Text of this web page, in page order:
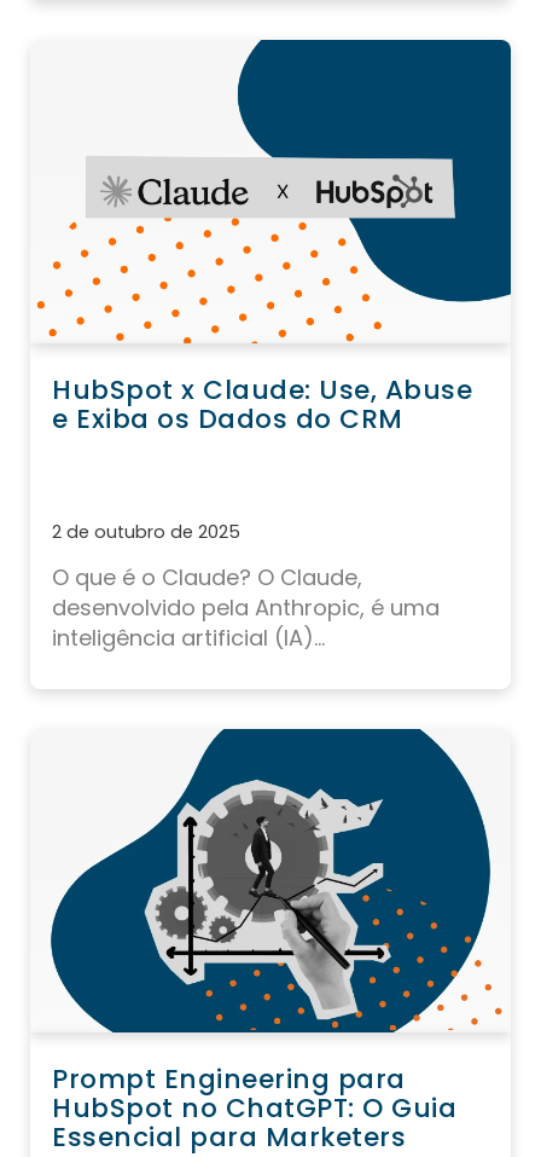
HubSpot x Claude: Use, Abuse
e Exiba os Dados do CRM
2 de outubro de 2025
O que é o Claude? O Claude,
desenvolvido pela Anthropic, é uma
inteligência artificial (IA)...
Prompt Engineering para
HubSpot no ChatGPT: O Guia
Essencial para Marketers